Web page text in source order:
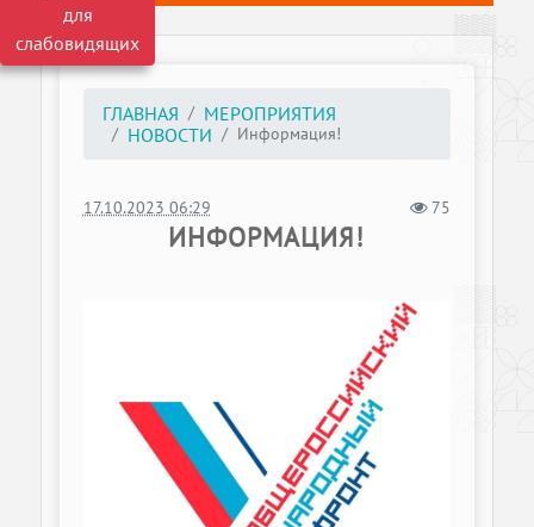
для
слабовидящих
ГЛАВНАЯ
МЕРОПРИЯТИЯ
НОВОСТИ
Информация!
17.10.2023 06:29 75
ИНФОРМАЦИЯ!